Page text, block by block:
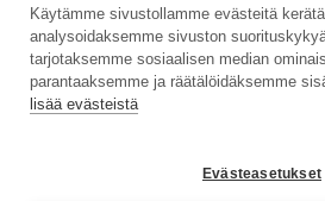
Käytämme sivustollamme evästeitä
analysoidaksemme sivuston
tarjotaksemme sosiaalisen median
parantaaksemme ja räätälöidäksemme
lisää evästeistä
Evästeasetukset
Tämän sivuston tuottamiseen on saatu
LIFE-ohjelmasta. Tämän sivuston sisältö
CANEMURE-hankkeen näkemyksiä ja
vastuussa sivuston sisältämän informaation